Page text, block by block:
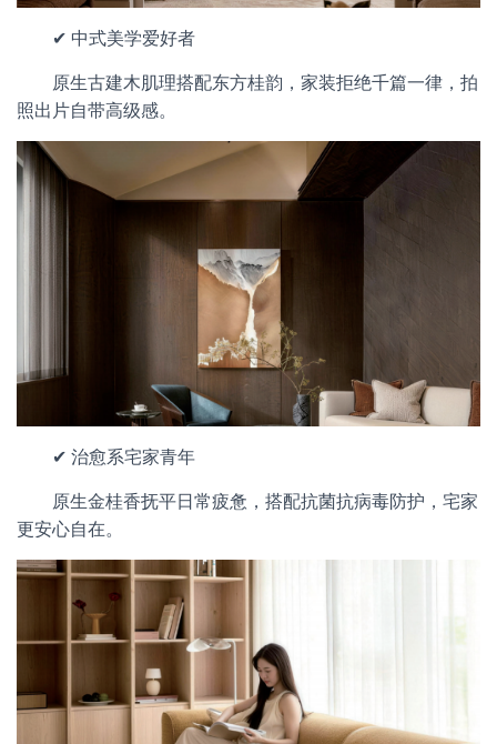
✔ 中式美学爱好者
原生古建木肌理搭配东方桂韵，家装拒绝千篇一律，拍
照出片自带高级感。
✔ 治愈系宅家青年
原生金桂香抚平日常疲惫，搭配抗菌抗病毒防护，宅家
更安心自在。